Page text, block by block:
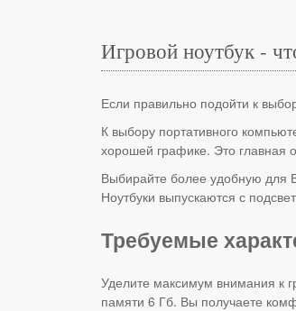
Игровой ноутбук -
Если правильно подойти к
К выбору портативного
хорошей графике. Это главная
Выбирайте более удобную для
Ноутбуки выпускаются с
Требуемые
Уделите максимум внимания к
памяти 6 Гб. Вы получаете